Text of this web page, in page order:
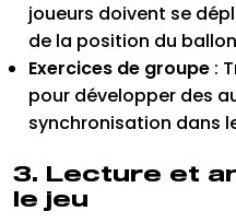
joueurs doivent se
de la position du
Exercices de groupe :
pour développer des
synchronisation dans
3. Lecture et
le jeu